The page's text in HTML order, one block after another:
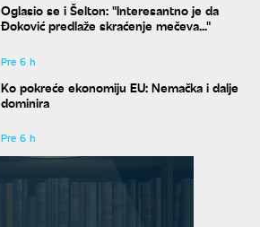
Oglasio se i Šelton: "Interesantno je da
Đoković predlaže skraćenje mečeva..."
Pre 6 h
Ko pokreće ekonomiju EU: Nemačka i dalje
dominira
Pre 6 h